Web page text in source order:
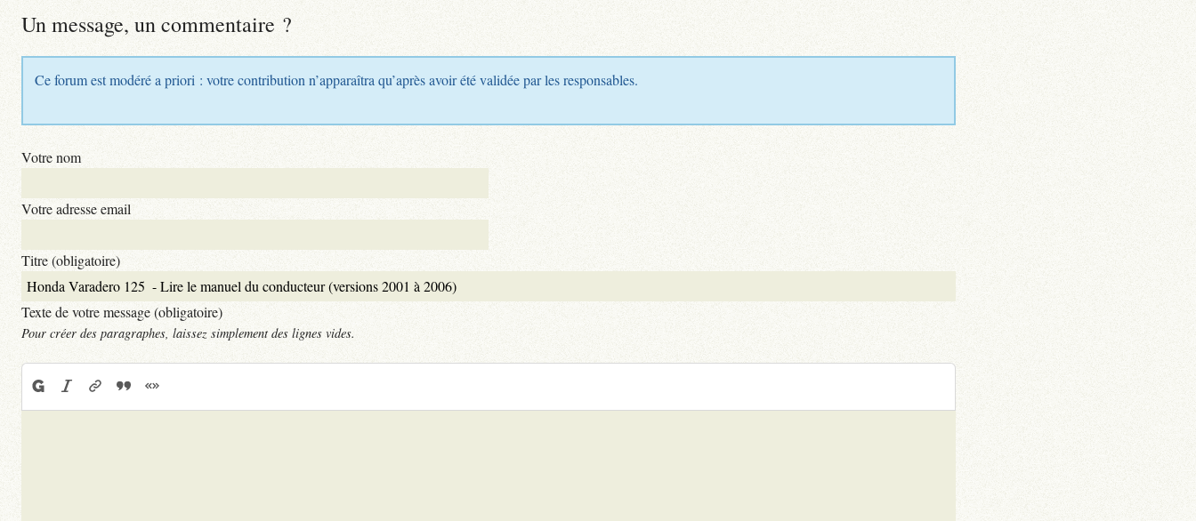
Un message, un commentaire ?
Ce forum est modéré a priori : votre contribution n’apparaîtra qu’après avoir été validée par les responsables.
Votre nom
Votre adresse email
Titre (obligatoire)
Texte de votre message (obligatoire)
Pour créer des paragraphes, laissez simplement des lignes vides.